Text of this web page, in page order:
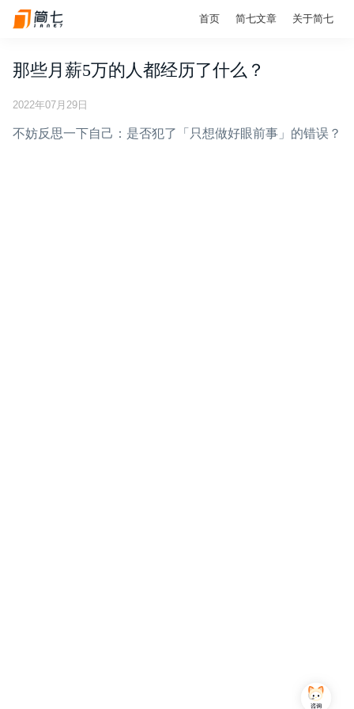
首页 简七文章 关于简七
那些月薪5万的人都经历了什么？
2022年07月29日
不妨反思一下自己：是否犯了「只想做好眼前事」的错误？